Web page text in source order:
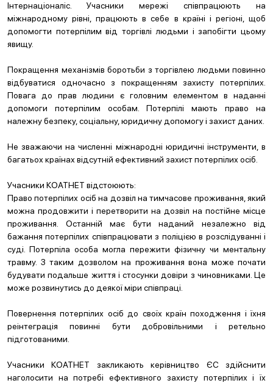
Інтернаціоналіс. Учасники мережі співпрацюють на
міжнародному рівні, працюють в себе в країні і регіоні, щоб
допомогти потерпілим від торгівлі людьми і запобігти цьому
явищу.
Покращення механізмів боротьби з торгівлею людьми повинно
відбуватися одночасно з покращенням захисту потерпілих.
Повага до прав людини є головним елементом в наданні
допомоги потерпілим особам. Потерпілі мають право на
належну безпеку, соціальну, юридичну допомогу і захист даних.
Не зважаючи на численні міжнародні юридичні інструменти, в
багатьох країнах відсутній ефективний захист потерпілих осіб.
Учасники КОАТНЕТ відстоюють:
Право потерпілих осіб на дозвіл на тимчасове проживання, який
можна продовжити і перетворити на дозвіл на постійне місце
проживання. Останній має бути наданий незалежно від
бажання потерпілих співпрацювати з поліцією в розслідуванні і
суді. Потерпіла особа могла пережити фізичну чи ментальну
травму. З таким дозволом на проживання вона може почати
будувати подальше життя і стосунки довіри з чиновниками. Це
може розвинутись до деякої міри співпраці.
Повернення потерпілих осіб до своїх країн походження і їхня
реінтеграція повинні бути добровільними і ретельно
підготованими.
Учасники КОАТНЕТ закликають керівництво ЄС здійснити
наголосити на потребі ефективного захисту потерпілих і їх